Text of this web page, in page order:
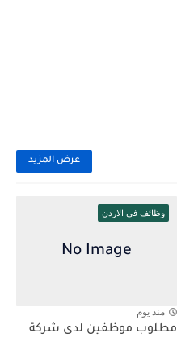
عرض المزيد
وظائف في الاردن
منذ يوم
مطلوب موظفين لدى شركة